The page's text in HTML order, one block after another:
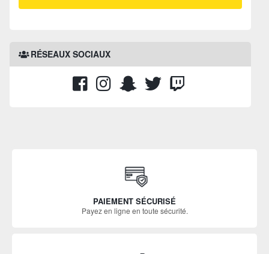
RÉSEAUX SOCIAUX
PAIEMENT SÉCURISÉ
Payez en ligne en toute sécurité.